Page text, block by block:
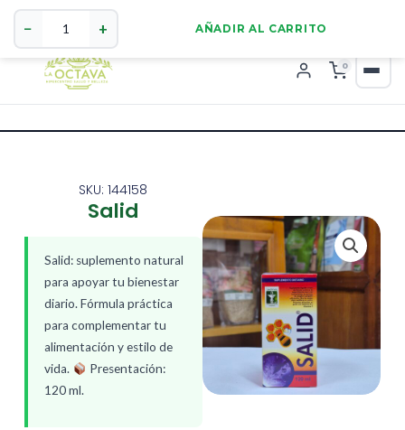
0
SKU: 144158
Salid
Salid: suplemento natural
para apoyar tu bienestar
diario. Fórmula práctica
para complementar tu
alimentación y estilo de
vida.
Presentación:
120 ml.
Salid
cantidad
− + AÑADIR AL CARRITO